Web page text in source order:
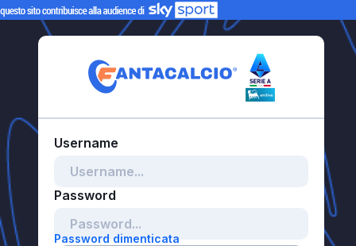
Password dimenticata